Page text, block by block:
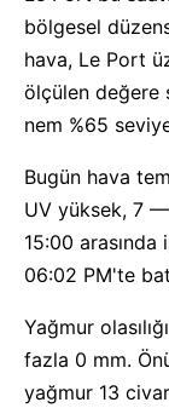
bölgesel
hava, Le Port
ölçülen değere
nem %65
Bugün hava
UV yüksek, 7
15:00
06:02 PM'te
Yağmur
fazla 0 mm.
yağmur 13